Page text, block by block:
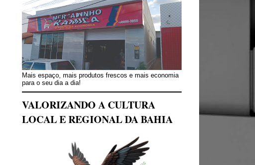
Mais espaço, mais produtos frescos e mais economia
para o seu dia a dia!
VALORIZANDO A CULTURA
LOCAL E REGIONAL DA BAHIA